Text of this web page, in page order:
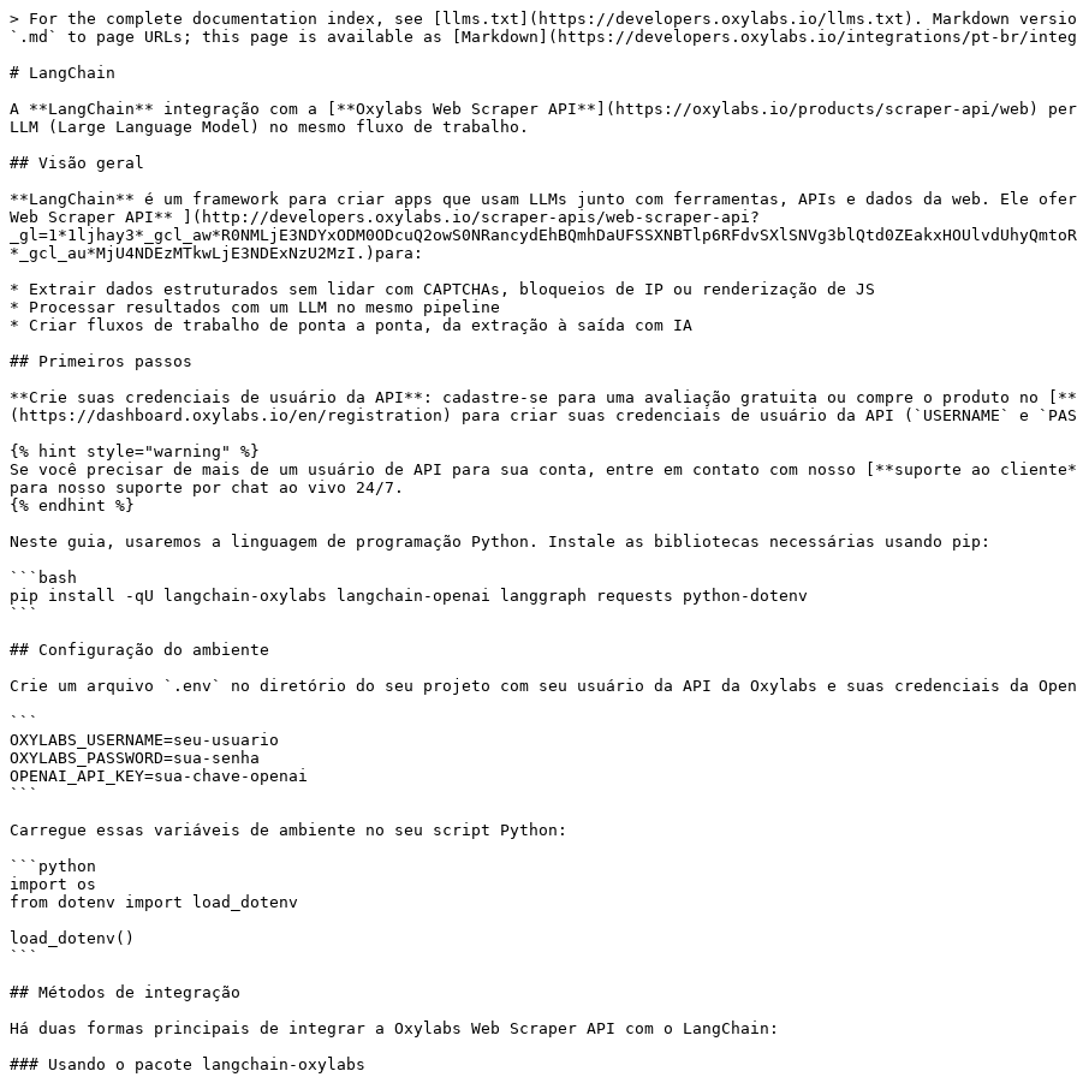
> For the complete documentation index, see [llms.txt](https://developers.oxylabs.io/llms.txt). Markdown
`.md` to page URLs; this page is available as [Markdown](https://developers.oxylabs.io/integrations/pt-br/
# LangChain
A **LangChain** integração com a [**Oxylabs Web Scraper API**](https://oxylabs.io/products/scraper-api/web)
LLM (Large Language Model) no mesmo fluxo de trabalho.
## Visão geral
**LangChain** é um framework para criar apps que usam LLMs junto com ferramentas, APIs e dados da web. Ele
Web Scraper API** ](http://developers.oxylabs.io/scraper-apis/web-scraper-api?
*_gcl_au*MjU4NDEzMTkwLjE3NDExNzU2MzI.)para:
* Extrair dados estruturados sem lidar com CAPTCHAs, bloqueios de IP ou renderização de JS
* Processar resultados com um LLM no mesmo pipeline
* Criar fluxos de trabalho de ponta a ponta, da extração à saída com IA
## Primeiros passos
**Crie suas credenciais de usuário da API**: cadastre-se para uma avaliação gratuita ou compre o produto no
(https://dashboard.oxylabs.io/en/registration) para criar suas credenciais de usuário da API (`USERNAME` e
{% hint style="warning" %}
Se você precisar de mais de um usuário de API para sua conta, entre em contato com nosso [**suporte ao
para nosso suporte por chat ao vivo 24/7.
{% endhint %}
Neste guia, usaremos a linguagem de programação Python. Instale as bibliotecas necessárias usando pip:
```bash
pip install -qU langchain-oxylabs langchain-openai langgraph requests python-dotenv
```
## Configuração do ambiente
Crie um arquivo `.env` no diretório do seu projeto com seu usuário da API da Oxylabs e suas credenciais da
```
OXYLABS_USERNAME=seu-usuario
OXYLABS_PASSWORD=sua-senha
OPENAI_API_KEY=sua-chave-openai
```
Carregue essas variáveis de ambiente no seu script Python:
```python
import os
from dotenv import load_dotenv
load_dotenv()
```
## Métodos de integração
Há duas formas principais de integrar a Oxylabs Web Scraper API com o LangChain:
### Usando o pacote langchain-oxylabs